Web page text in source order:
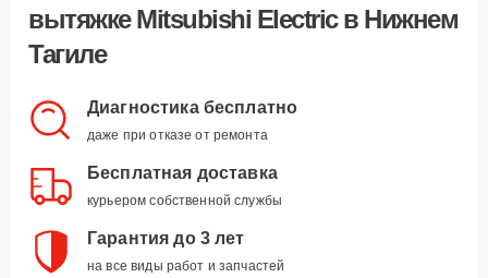
вытяжке Mitsubishi Electric в Нижнем
Тагиле
Диагностика бесплатно
даже при отказе от ремонта
Бесплатная доставка
курьером собственной службы
Гарантия до 3 лет
на все виды работ и запчастей